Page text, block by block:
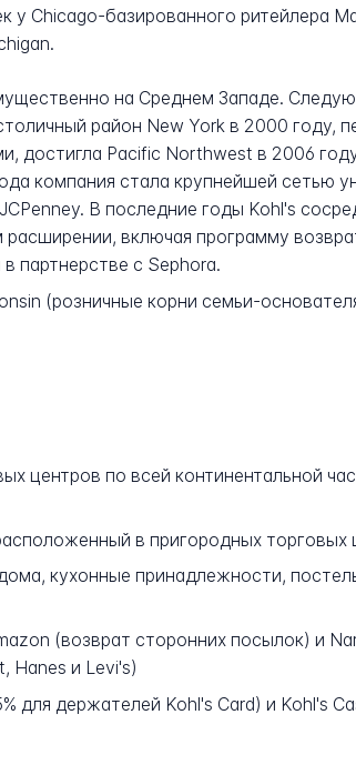
у Chicago-базированного ритейлера
на Среднем Западе.
район New York в 2000 году,
достигла Pacific Northwest в 2006
компания стала крупнейшей сетью
В последние годы Kohl's
расширении, включая программу
партнерстве с Sephora.
(розничные корни семьи-
центров по всей континентальной
в пригородных торговых
кухонные принадлежности,
(возврат сторонних посылок) и
Hanes и Levi's)
для держателей Kohl's Card) и Kohl's